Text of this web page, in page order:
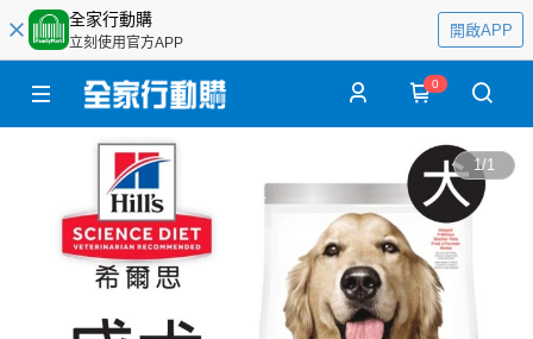
全家行動購
立刻使用官方APP
開啟APP
0
1/1